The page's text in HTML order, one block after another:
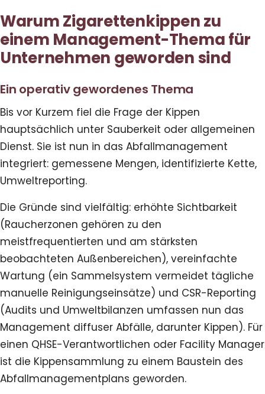
Warum Zigarettenkippen zu
einem Management-Thema für
Unternehmen geworden sind
Ein operativ gewordenes Thema
Bis vor Kurzem fiel die Frage der Kippen
hauptsächlich unter Sauberkeit oder allgemeinen
Dienst. Sie ist nun in das Abfallmanagement
integriert: gemessene Mengen, identifizierte Kette,
Umweltreporting.
Die Gründe sind vielfältig: erhöhte Sichtbarkeit
(Raucherzonen gehören zu den
meistfrequentierten und am stärksten
beobachteten Außenbereichen), vereinfachte
Wartung (ein Sammelsystem vermeidet tägliche
manuelle Reinigungseinsätze) und CSR-Reporting
(Audits und Umweltbilanzen umfassen nun das
Management diffuser Abfälle, darunter Kippen). Für
einen QHSE-Verantwortlichen oder Facility Manager
ist die Kippensammlung zu einem Baustein des
Abfallmanagementplans geworden.